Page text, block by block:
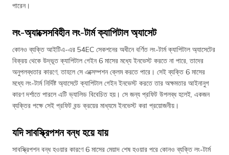
পারেন।
লং-অ্যাক্সেসবিহীন লং-টার্ম ক্যাপিটাল অ্যাসেট
কোনও ব্যক্তি আইটিএ-এর 54EC সেকশনের অধীনে বর্ণিত লং-টার্ম ক্যাপিটাল অ্যাসেটের
বিক্রয় থেকে উদ্ভূত ক্যাপিটাল গেইন 6 মাসের মধ্যে ইনভেস্ট করতে না পারে, তাদের
অনুপলব্ধতার কারণে, তাহলে সে এক্সেম্পশন ক্লেম করতে পারে। সেই ব্যক্তি 6 মাসের
মধ্যে লং-টার্ম নির্দিষ্ট অ্যাসেটে ক্যাপিটাল গেইন ইনভেস্ট করতে তার অক্ষমতার আইনানুগ
কারণ দর্শাতে পারলে এটি ভ্যালিড বিবেচিত হয়। সে জন্য প্রফিট উপলব্ধ হলেই, একজন
ব্যক্তির পক্ষে সেই প্রফিট বন্ড ক্রয়ের মাধ্যমে ইনভেস্ট করা প্রয়োজনীয়।
যদি সাবস্ক্রিপশন বন্ধ হয়ে যায়
সাবস্ক্রিপশন বন্ধ হওয়ার কারণে 6 মাসের মেয়াদ শেষ হওয়ার পরে কোনও ব্যক্তি লং-টার্ম